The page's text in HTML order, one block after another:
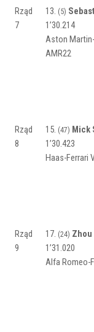
Rząd
7
13. (5)
1’30.214
Aston
AMR22
Rząd
8
15. (47) Mick
1’30.423
Haas-Ferrari
Rząd
9
17. (24) Zhou
1’31.020
Alfa Romeo-